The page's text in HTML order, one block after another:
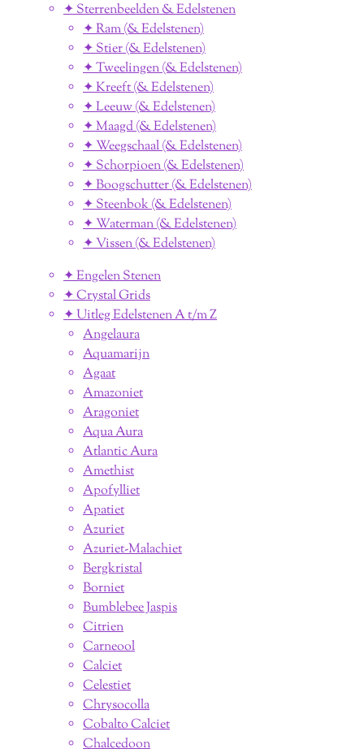
✦ Sterrenbeelden & Edelstenen
✦ Ram (& Edelstenen)
✦ Stier (& Edelstenen)
✦ Tweelingen (& Edelstenen)
✦ Kreeft (& Edelstenen)
✦ Leeuw (& Edelstenen)
✦ Maagd (& Edelstenen)
✦ Weegschaal (& Edelstenen)
✦ Schorpioen (& Edelstenen)
✦ Boogschutter (& Edelstenen)
✦ Steenbok (& Edelstenen)
✦ Waterman (& Edelstenen)
✦ Vissen (& Edelstenen)
✦ Engelen Stenen
✦ Crystal Grids
✦ Uitleg Edelstenen A t/m Z
Angelaura
Aquamarijn
Agaat
Amazoniet
Aragoniet
Aqua Aura
Atlantic Aura
Amethist
Apofylliet
Apatiet
Azuriet
Azuriet-Malachiet
Bergkristal
Borniet
Bumblebee Jaspis
Citrien
Carneool
Calciet
Celestiet
Chrysocolla
Cobalto Calciet
Chalcedoon